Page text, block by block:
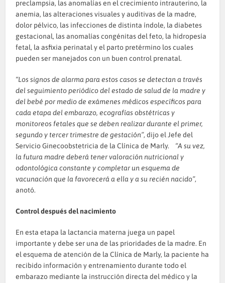
preclampsia, las anomalías en el crecimiento intrauterino, la
anemia, las alteraciones visuales y auditivas de la madre,
dolor pélvico, las infecciones de distinta índole, la diabetes
gestacional, las anomalías congénitas del feto, la hidropesía
fetal, la asfixia perinatal y el parto pretérmino los cuales
pueden ser manejados con un buen control prenatal.
“Los signos de alarma para estos casos se detectan a través
del seguimiento periódico del estado de salud de la madre y
del bebé por medio de exámenes médicos específicos para
cada etapa del embarazo, ecografías obstétricas y
monitoreos fetales que se deben realizar durante el primer,
segundo y tercer trimestre de gestación”, dijo el Jefe del
Servicio Ginecoobstetricia de la Clínica de Marly.
“A su vez,
la futura madre deberá tener valoración nutricional y
odontológica constante y completar un esquema de
vacunación que la favorecerá a ella y a su recién nacido”,
anotó.
Control después del nacimiento
En esta etapa la lactancia materna juega un papel
importante y debe ser una de las prioridades de la madre. En
el esquema de atención de la Clínica de Marly, la paciente ha
recibido información y entrenamiento durante todo el
embarazo mediante la instrucción directa del médico y la